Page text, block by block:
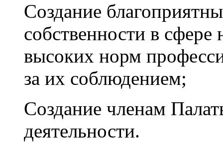
Создание
собственности в
высоких норм
за их соблюдением;
Создание членам
деятельности.